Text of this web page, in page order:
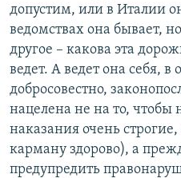
допустим, или в Италии
ведомствах она бывает,
другое – какова эта
ведет. А ведет она себя,
добросовестно,
нацелена не на то, чтобы
наказания очень
карману здорово), а
предупредить